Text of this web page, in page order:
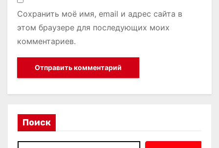
Сохранить моё имя, email и адрес сайта в
этом браузере для последующих моих
комментариев.
Поиск